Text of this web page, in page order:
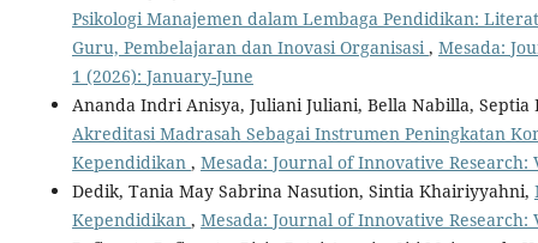
Psikologi Manajemen dalam Lembaga Pendidikan:
Guru, Pembelajaran dan Inovasi Organisasi, Mesada:
1 (2026): January-June
Ananda Indri Anisya, Juliani Juliani, Bella Nabilla,
Akreditasi Madrasah Sebagai Instrumen Peningkatan
Kependidikan , Mesada: Journal of Innovative Research:
Dedik, Tania May Sabrina Nasution, Sintia Khairiyyahni,
Kependidikan , Mesada: Journal of Innovative Research: